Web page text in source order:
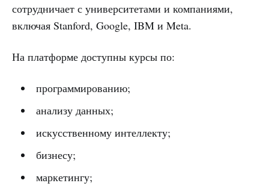
сотрудничает с университетами и компаниями,
включая Stanford, Google, IBM и Meta.
На платформе доступны курсы по:
программированию;
анализу данных;
искусственному интеллекту;
бизнесу;
маркетингу;